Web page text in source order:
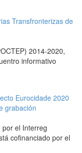
Transfronterizas de
2014-2020,
informativo
Eurocidade 2020
grabación
el Interreg
cofinanciado por el